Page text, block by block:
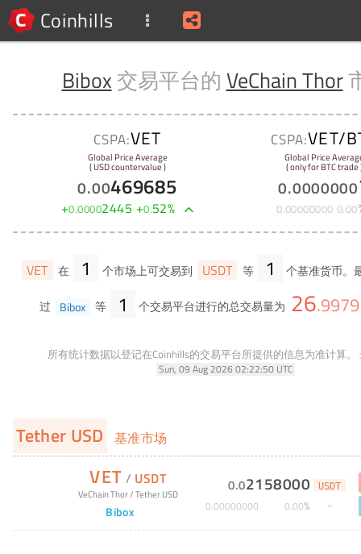
Coinhills
Bibox 交易平台的 VeChain Thor
CSPA:VET
Global Price Average
( USD countervalue )
0.00469685
+0.00002445 +0.52%
CSPA:VET/
Global Price
( only for BTC trade
0.0000000
0.00000000 0.00
VET 在 1 个市场上可交易到 USDT 等 1 个基准货币。
过 Bibox 等 1 个交易平台进行的总交易量为 26.9979
所有统计数据以登记在Coinhills的交易平台所提供的信息为准计算。
Sun, 09 Aug 2026 02:22:50 UTC
Tether USD 基准市场
VET / USDT
VeChain Thor/Tether USD
Bibox
0.02158000 USDT
0.00000000 0.00%